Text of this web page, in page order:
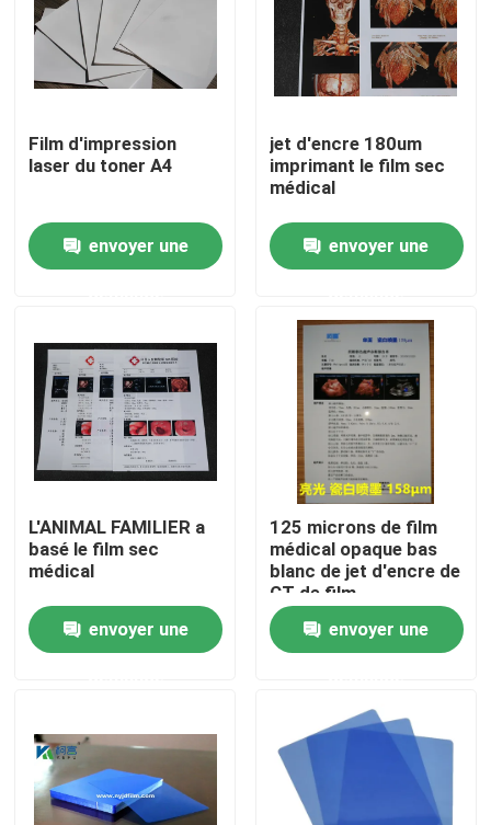
Produits
A propos de nous
Contrôle de la qualité
Contact
nouvelles
Jet d'encre X Ray Film
Laser X Ray Film
Film d'impression
laser du toner A4
envoyer une
jet d'encre 180um
imprimant le film sec
médical
envoyer une
L'ANIMAL FAMILIER a
basé le film sec
médical
envoyer une
125 microns de film
médical opaque bas
blanc de jet d'encre de
CT de film
tridimensionnel de
balayageenvoyer une